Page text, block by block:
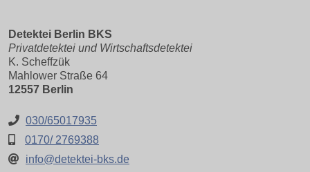
Detektei Berlin BKS
Privatdetektei und Wirtschaftsdetektei
K. Scheffzük
Mahlower Straße 64
12557 Berlin
030/65017935
0170/ 2769388
info@detektei-bks.de